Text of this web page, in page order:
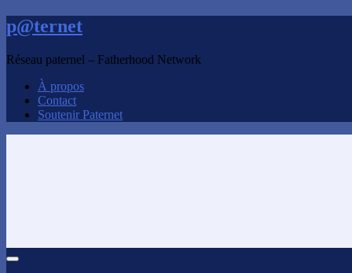
p@ternet
Réseau paternel – Fatherhood Network
À propos
Contact
Soutenir Paternet